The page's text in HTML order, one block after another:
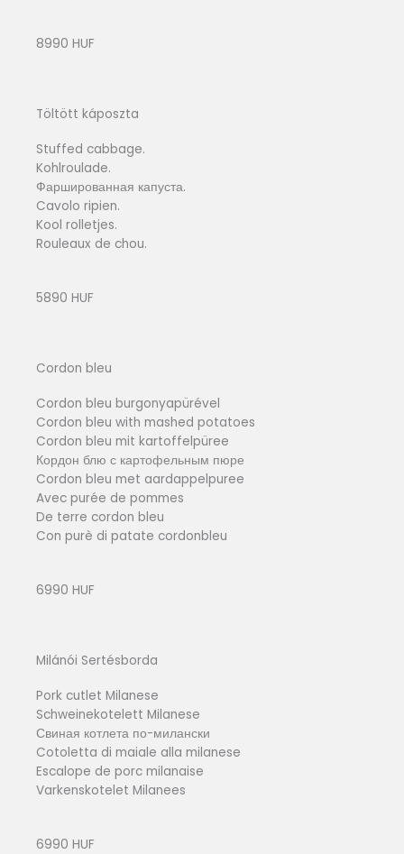
8990 HUF
Töltött káposzta
Stuffed cabbage.
Kohlroulade.
Фаршированная капуста.
Cavolo ripien.
Kool rolletjes.
Rouleaux de chou.
5890 HUF
Cordon bleu
Cordon bleu burgonyapürével
Cordon bleu with mashed potatoes
Cordon bleu mit kartoffelpüree
Кордон блю с картофельным пюре
Cordon bleu met aardappelpuree
Avec purée de pommes
De terre cordon bleu
Con purè di patate cordonbleu
6990 HUF
Milánói Sertésborda
Pork cutlet Milanese
Schweinekotelett Milanese
Свиная котлета по-милански
Cotoletta di maiale alla milanese
Escalope de porc milanaise
Varkenskotelet Milanees
6990 HUF